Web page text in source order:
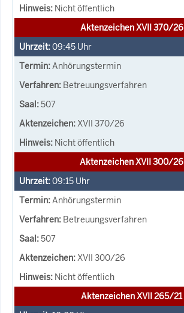
Nicht öffentlich
Aktenzeichen XVII 370/26
09:45 Uhr
Anhörungstermin
Betreuungsverfahren
507
XVII 370/26
Nicht öffentlich
Aktenzeichen XVII 300/26
09:15 Uhr
Anhörungstermin
Betreuungsverfahren
507
XVII 300/26
Nicht öffentlich
Aktenzeichen XVII 265/21